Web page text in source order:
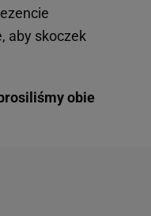
aby skoczek
obie